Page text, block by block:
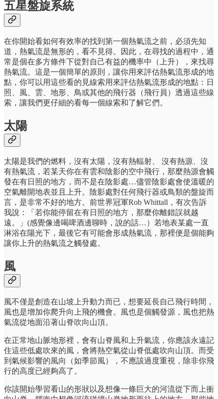
五星盤旋系統
在你開始看如何有效率的找到第一個熱氣流之前，必須先知
道，熱氣流是無形的，看不見得。因此，在尋找的過程中，通
常是個在多方條件下從對自己有益的機率中（上升），來找尋
熱氣流。這是一個簡單的原則，讓你用來評估熱氣流形成的地
點，你可以用這些看的見線索用來評估熱氣流形成的地點：日
照、風、雲、地形、鳥或其他的飛行器（飛行員）透過這些線
索，讓我們更仔細的看每一個線索和了解它們。
太陽
太陽是我們的燃料，沒有太陽，沒有熱輻射、 沒有熱源、沒
有熱氣流，若某天你在有雲和陰影的空中飛行，那麼熱源會觸
發在有日照的地方，而不是在陰影處…儘管陰影處會使溫暖的
空氣離開地表並且上升。陰影處對任何飛行器或鳥類的盤旋而
言，是非常不好的地方。前世界冠軍Rob Whittall，有次告訴
我說：「若你能停留在有日照的地方，那麼你離錯誤就越
遠。」(感覺像邊喝啤酒邊聊時，說的話…）若地表某處一直
淋浴在陽光下，最後它有可能會形成熱氣流，那裡便是個能夠
讓你上升的熱氣流之觸發處。
風
風不僅是創造在山坡上升動力而已，想要延長自己飛行時間，
風也是增加你爬升向上飛的機會。風也是個觸發源，風也把熱
氣流從地面沿著山脊吹向山頂。
在正常地山脈地形裡，會有山脊風和上升氣流，你應該永遠記
住這些低處吹來的風，會將熱空氣從山脊低處吹向山頂。而受
到氣候影響的風向（如季節風），不應該過度重視，除非你飛
行的高度已經夠高了。
你該開始學習看山的形狀以及想像一條巨大的河流從下而上衝